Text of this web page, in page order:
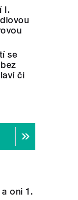
I.
se
či
oni 1.